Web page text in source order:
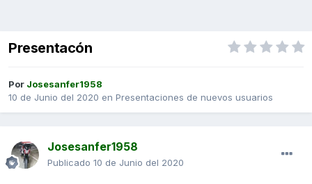
Presentacón
Por Josesanfer1958
10 de Junio del 2020 en Presentaciones de nuevos usuarios
Josesanfer1958
Publicado 10 de Junio del 2020